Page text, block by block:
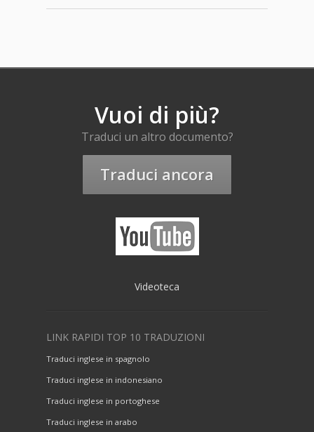
Vuoi di più?
Traduci un altro documento?
Traduci ancora
Videoteca
LINK RAPIDI TOP 10 TRADUZIONI
Traduci inglese in spagnolo
Traduci inglese in indonesiano
Traduci inglese in portoghese
Traduci inglese in arabo